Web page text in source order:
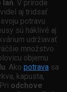
laň . V prírode
aj tridsať
potravu
sú háklivé aj
udržiavať
množstvo
objemu
. Ako potrava sa
kapusta,
odchove